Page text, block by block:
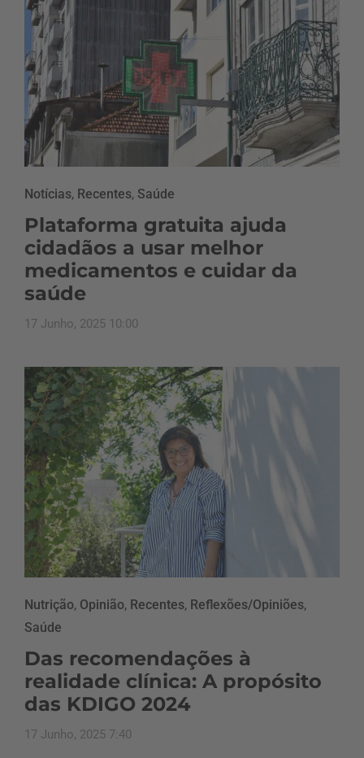
Notícias, Recentes, Saúde
Plataforma gratuita ajuda
cidadãos a usar melhor
medicamentos e cuidar da
saúde
17 Junho, 2025 10:00
Nutrição, Opinião, Recentes, Reflexões/Opiniões,
Saúde
Das recomendações à
realidade clínica: A propósito
das KDIGO 2024
17 Junho, 2025 7:40